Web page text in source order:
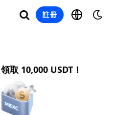
註冊
取 10,000 USDT！